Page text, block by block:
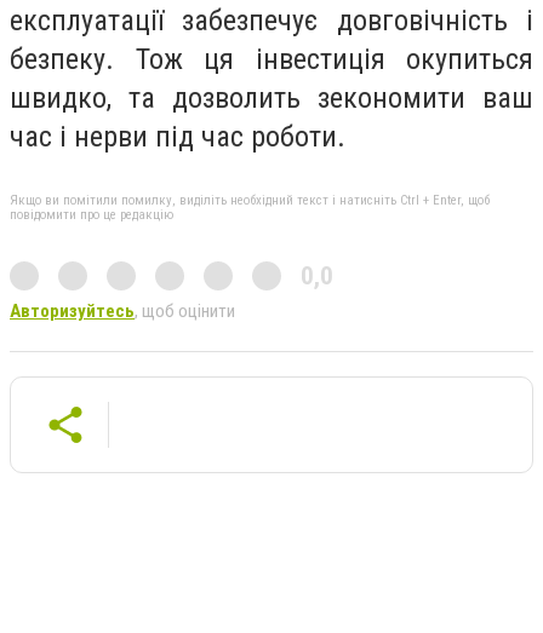
експлуатації забезпечує довговічність і
безпеку. Тож ця інвестиція окупиться
швидко, та дозволить зекономити ваш
час і нерви під час роботи.
Якщо ви помітили помилку, виділіть необхідний текст і натисніть Ctrl + Enter, щоб
повідомити про це редакцію
0,0
Авторизуйтесь, щоб оцінити